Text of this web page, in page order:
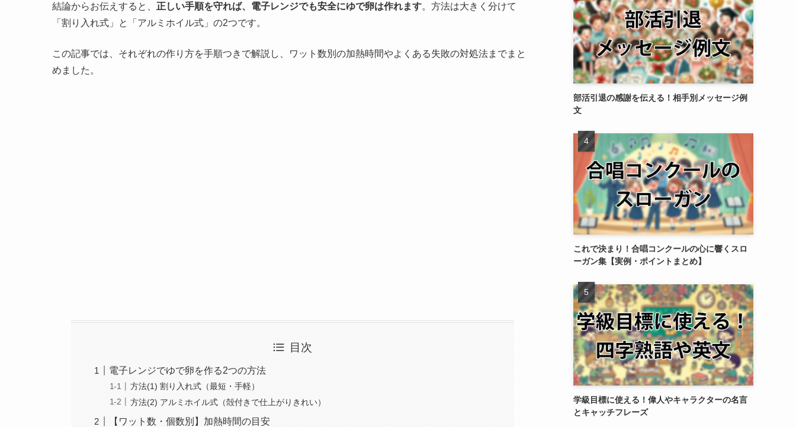
結論からお伝えすると、 正しい手順を守れば、電子レンジでも安全にゆで卵は作れます。方法は大きく分けて
「割り入れ式」と「アルミホイル式」の2つです。
この記事では、それぞれの作り方を手順つきで解説し、ワット数別の加熱時間やよくある失敗の対処法までまと
めました。
目次
電子レンジでゆで卵を作る2つの方法
方法(1) 割り入れ式（最短・手軽）
方法(2) アルミホイル式（殻付きで仕上がりきれい）
【ワット数・個数別】加熱時間の目安
部活引退の感謝を伝える！相手別メッセージ例
文
これで決まり！合唱コンクールの心に響くスロ
ーガン集【実例・ポイントまとめ】
学級目標に使える！偉人やキャラクターの名言
とキャッチフレーズ